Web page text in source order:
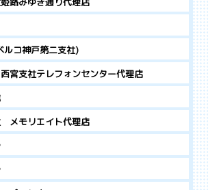
ルコ神戸第二支社)
宮支社テレフォンセンター代理店
メモリエイト代理店